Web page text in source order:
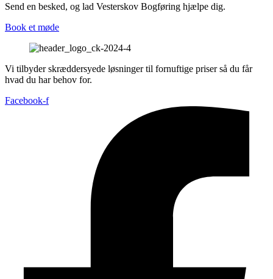
Send en besked, og lad Vesterskov Bogføring hjælpe dig.
Book et møde
Vi tilbyder skræddersyede løsninger til fornuftige priser så du får
hvad du har behov for.
Facebook-f